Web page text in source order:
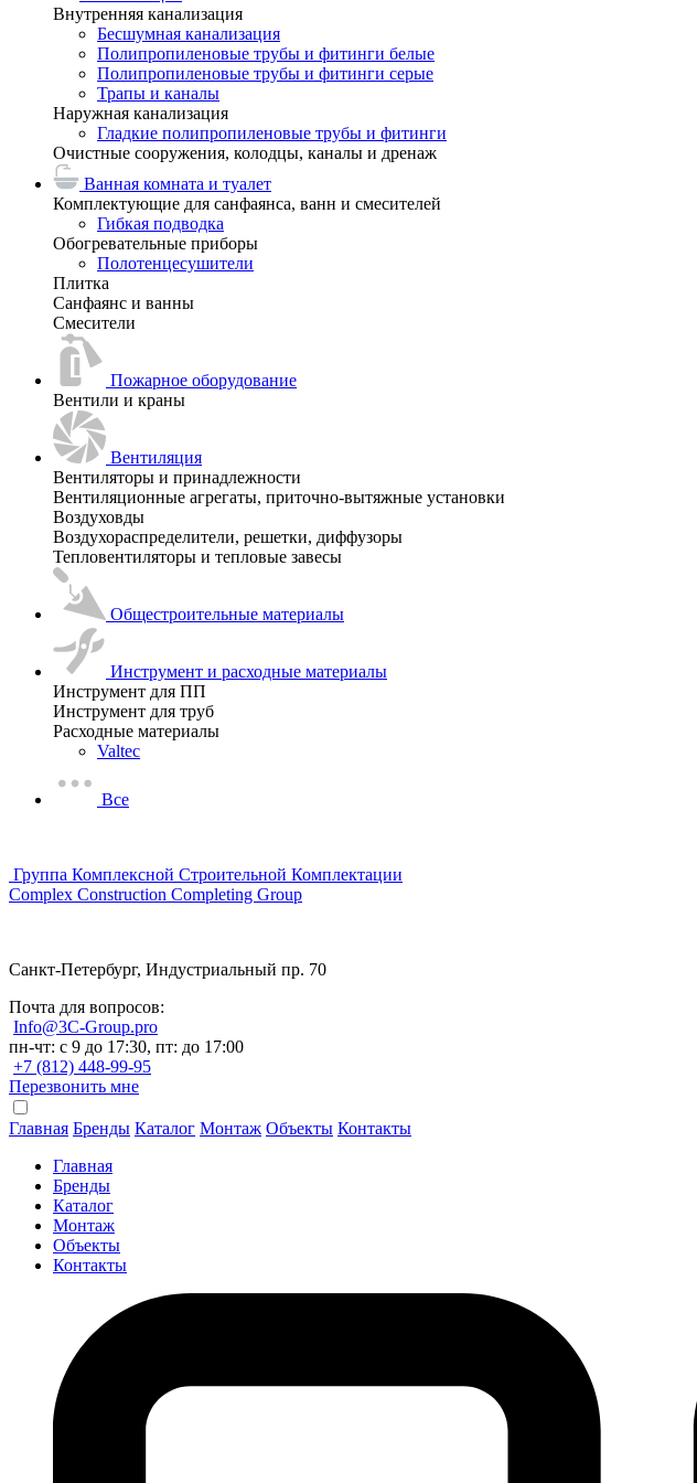
Внутренняя канализация
Бесшумная канализация
Полипропиленовые трубы и фитинги белые
Полипропиленовые трубы и фитинги серые
Трапы и каналы
Наружная канализация
Гладкие полипропиленовые трубы и фитинги
Очистные сооружения, колодцы, каналы и дренаж
Ванная комната и туалет
Комплектующие для санфаянса, ванн и смесителей
Гибкая подводка
Обогревательные приборы
Полотенцесушители
Плитка
Санфаянс и ванны
Смесители
Пожарное оборудование
Вентили и краны
Вентиляция
Вентиляторы и принадлежности
Вентиляционные агрегаты, приточно-вытяжные установки
Воздуховды
Воздухораспределители, решетки, диффузоры
Тепловентиляторы и тепловые завесы
Общестроительные материалы
Инструмент и расходные материалы
Инструмент для ПП
Инструмент для труб
Расходные материалы
Valtec
Все
Группа Комплексной Строительной Комплектации
Complex Construction Completing Group
Санкт-Петербург, Индустриальный пр. 70
Почта для вопросов:
Info@3C-Group.pro
пн-чт: с 9 до 17:30, пт: до 17:00
+7 (812) 448-99-95
Перезвонить мне
Главная Бренды Каталог Монтаж Объекты Контакты
Главная
Бренды
Каталог
Монтаж
Объекты
Контакты